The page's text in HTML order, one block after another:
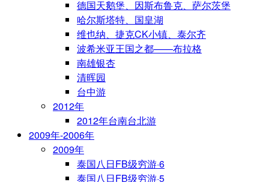
德国天鹅堡、因斯布鲁克、萨尔茨堡
哈尔斯塔特、国皇湖
维也纳、捷克CK小镇、泰尔齐
波希米亚王国之都——布拉格
南雄银杏
清晖园
台中游
2012年
2012年台南台北游
2009年-2006年
2009年
泰国八日FB级穷游·6
泰国八日FB级穷游·5